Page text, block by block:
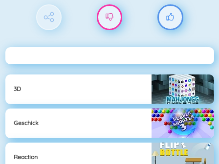
3D
Geschick
Reaction